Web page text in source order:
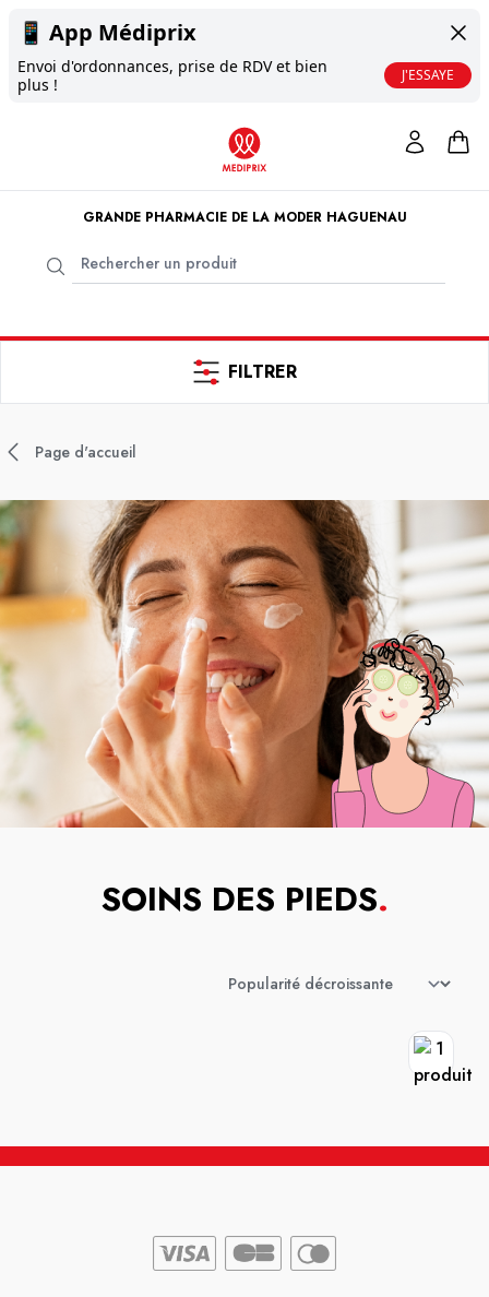
📱 App Médiprix
Envoi d'ordonnances, prise de RDV et bien
plus !
J'ESSAYE
GRANDE PHARMACIE DE LA MODER HAGUENAU
FILTRER
Page d'accueil
SOINS DES PIEDS.